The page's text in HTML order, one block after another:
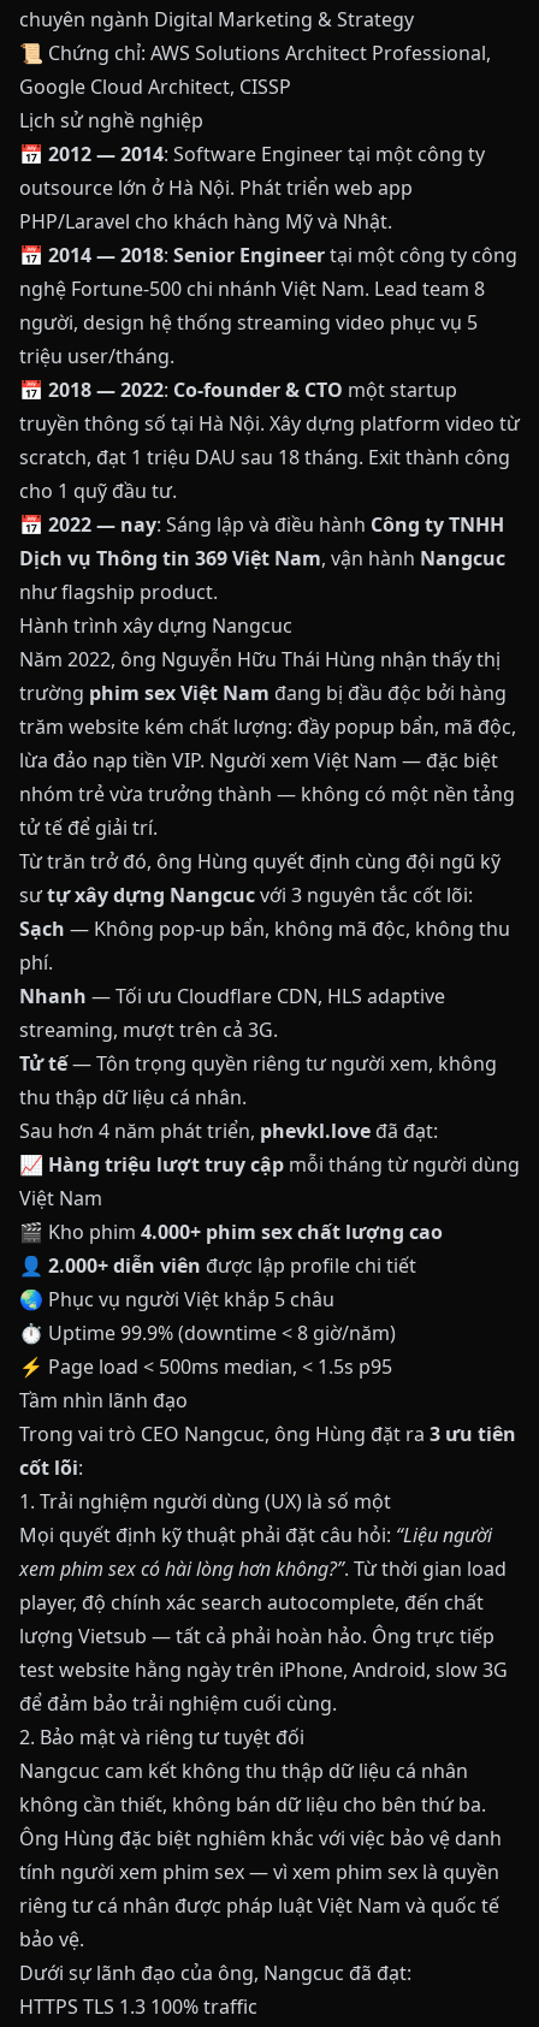
chuyên ngành Digital Marketing & Strategy
📜 Chứng chỉ: AWS Solutions Architect Professional,
Google Cloud Architect, CISSP
Lịch sử nghề nghiệp
📅 2012 — 2014: Software Engineer tại một công ty
outsource lớn ở Hà Nội. Phát triển web app
PHP/Laravel cho khách hàng Mỹ và Nhật.
📅 2014 — 2018: Senior Engineertại một công ty công
nghệ Fortune-500 chi nhánh Việt Nam. Lead team 8
người, design hệ thống streaming video phục vụ 5
triệu user/tháng.
📅 2018 — 2022: Co-founder & CTO một startup
truyền thông số tại Hà Nội. Xây dựng platform video từ
scratch, đạt 1 triệu DAU sau 18 tháng. Exit thành công
cho 1 quỹ đầu tư.
📅 2022 — nay: Sáng lập và điều hành Công ty TNHH
Dịch vụ Thông tin 369 Việt Nam, vận hành Nangcuc
như flagship product.
Hành trình xây dựng Nangcuc
Năm 2022, ông Nguyễn Hữu Thái Hùng nhận thấy thị
trường phim sex Việt Nam đang bị đầu độc bởi hàng
trăm website kém chất lượng: đầy popup bẩn, mã độc,
lừa đảo nạp tiền VIP. Người xem Việt Nam — đặc biệt
nhóm trẻ vừa trưởng thành — không có một nền tảng
tử tế để giải trí.
Từ trăn trở đó, ông Hùng quyết định cùng đội ngũ kỹ
sưtự xây dựng Nangcucvới 3 nguyên tắc cốt lõi:
Sạch — Không pop-up bẩn, không mã độc, không thu
phí.
Nhanh — Tối ưu Cloudflare CDN, HLS adaptive
streaming, mượt trên cả 3G.
Tử tế— Tôn trọng quyền riêng tư người xem, không
thu thập dữ liệu cá nhân.
Sau hơn 4 năm phát triển, phevkl.love đã đạt:
📈 Hàng triệu lượt truy cập mỗi tháng từ người dùng
Việt Nam
🎬 Kho phim 4.000+ phim sex chất lượng cao
👤 2.000+ diễn viên được lập profile chi tiết
🌏 Phục vụ người Việt khắp 5 châu
⏱️ Uptime 99.9% (downtime < 8 giờ/năm)
⚡ Page load < 500ms median, < 1.5s p95
Tầm nhìn lãnh đạo
Trong vai trò CEO Nangcuc, ông Hùng đặt ra 3 ưu tiên
cốt lõi:
1. Trải nghiệm người dùng (UX) là số một
Mọi quyết định kỹ thuật phải đặt câu hỏi: “Liệu người
xem phim sex có hài lòng hơn không?”. Từ thời gian load
player, độ chính xác search autocomplete, đến chất
lượng Vietsub — tất cả phải hoàn hảo. Ông trực tiếp
test website hằng ngày trên iPhone, Android, slow 3G
để đảm bảo trải nghiệm cuối cùng.
2. Bảo mật và riêng tư tuyệt đối
Nangcuc cam kết không thu thập dữ liệu cá nhân
không cần thiết, không bán dữ liệu cho bên thứ ba.
Ông Hùng đặc biệt nghiêm khắc với việc bảo vệ danh
tính người xem phim sex — vì xem phim sex là quyền
riêng tư cá nhân được pháp luật Việt Nam và quốc tế
bảo vệ.
Dưới sự lãnh đạo của ông, Nangcuc đã đạt:
HTTPS TLS 1.3 100% traffic